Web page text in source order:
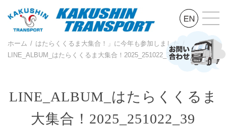
ホーム
はたらくくるま大集合！」に今年も参加しました
LINE_ALBUM_はたらくくるま大集合！2025_251022_39
LINE_ALBUM_はたらくくるま
大集合！2025_251022_39